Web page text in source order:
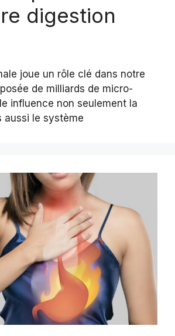
digestion
joue un rôle clé dans notre
de milliards de micro-
influence non seulement la
aussi le système